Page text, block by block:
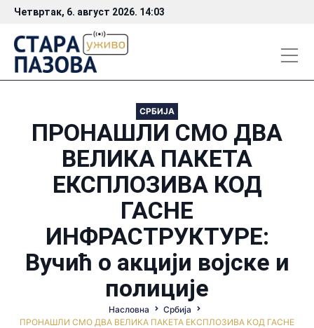
Четвртак, 6. август 2026. 14:03
СРБИЈА
ПРОНАШЛИ СМО ДВА
ВЕЛИКА ПАКЕТА
ЕКСПЛОЗИВА КОД
ГАСНЕ
ИНФРАСТРУКТУРЕ:
Вучић о акцији војске и
полиције
Насловна
Србија
ПРОНАШЛИ СМО ДВА ВЕЛИКА ПАКЕТА ЕКСПЛОЗИВА КОД ГАСНЕ